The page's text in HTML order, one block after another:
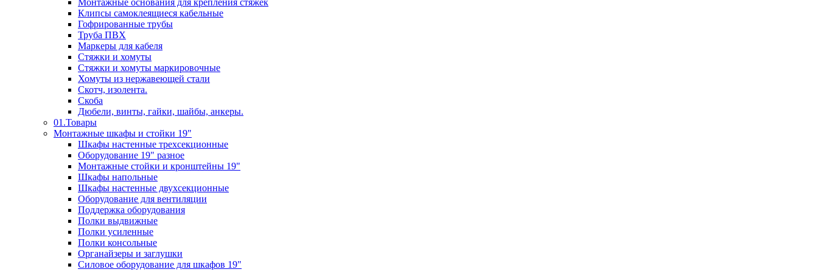
Монтажные основания для крепления стяжек
Клипсы самоклеящиеся кабельные
Гофрированные трубы
Труба ПВХ
Маркеры для кабеля
Стяжки и хомуты
Стяжки и хомуты маркировочные
Хомуты из нержавеющей стали
Скотч, изолента.
Скоба
Дюбели, винты, гайки, шайбы, анкеры.
01.Товары
Монтажные шкафы и стойки 19"
Шкафы настенные трехсекционные
Оборудование 19" разное
Монтажные стойки и кронштейны 19"
Шкафы напольные
Шкафы настенные двухсекционные
Оборудование для вентиляции
Поддержка оборудования
Полки выдвижные
Полки усиленные
Полки консольные
Органайзеры и заглушки
Силовое оборудование для шкафов 19"